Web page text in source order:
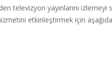
televizyon yayınlarını izlemeyi
etkinleştirmek için